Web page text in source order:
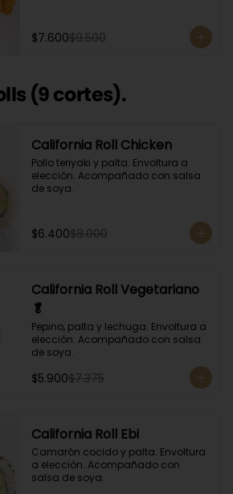
$7.600$9.500
(9 cortes).
California Roll Chicken
Pollo teriyaki y palta. Envoltura a
elección. Acompañado con salsa
de soya.
$6.400$8.000
California Roll Vegetariano
🥬
Pepino, palta y lechuga. Envoltura a
elección. Acompañado con salsa
de soya.
$5.900$7.375
California Roll Ebi
Camarón cocido y palta. Envoltura
a elección. Acompañado con
salsa de soya.